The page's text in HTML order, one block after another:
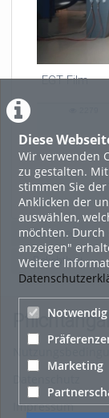
Diese
Wir verwenden
zu gestalten.
stimmen Sie
Anklicken der
auswählen,
möchten.
anzeigen"
Weitere
Notwendig
Marketing
EGT Film
02:48 duration
2279
Featured
Beliebtheit
Impressum